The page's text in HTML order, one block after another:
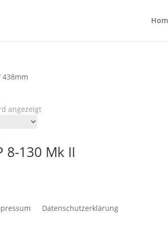
angezeigt
8-130 Mk II
Datenschutzerklärung